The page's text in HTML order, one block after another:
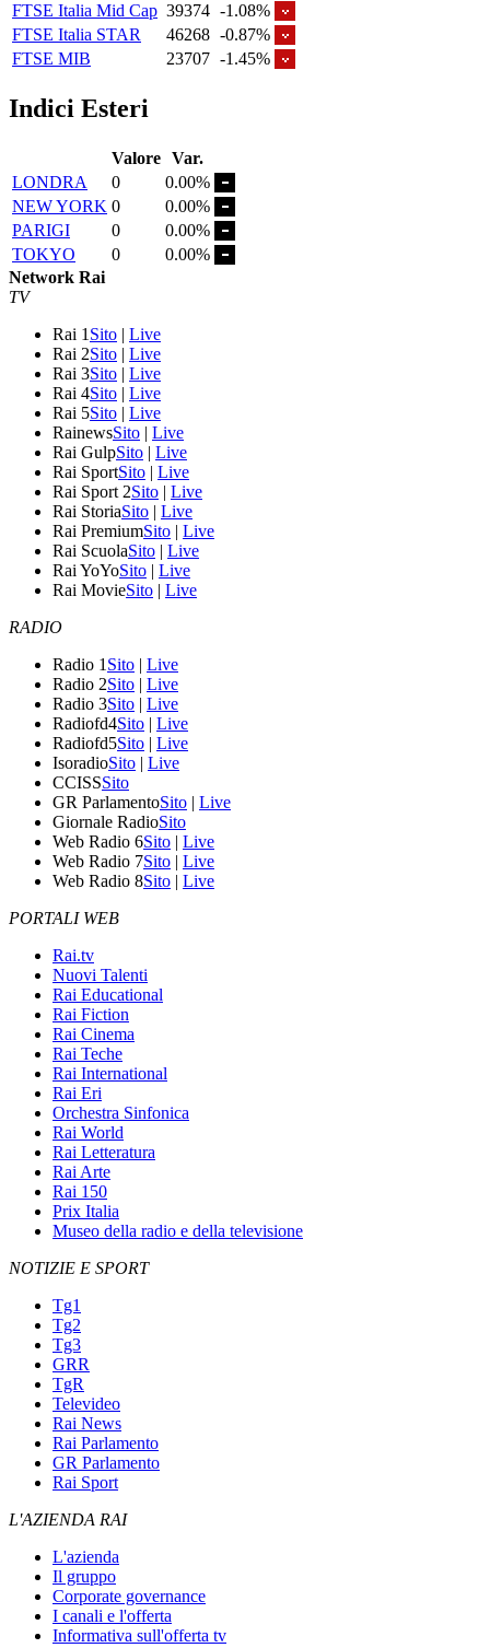
FTSE Italia Mid Cap 39374 -1.08%
FTSE Italia STAR
46268 -0.87%
FTSE MIB
23707 -1.45%
Indici Esteri
Valore Var.
LONDRA
0
0.00%
NEW YORK 0
0.00%
PARIGI
0
0.00%
TOKYO
0
0.00%
Network Rai
TV
Rai 1 Sito | Live
Rai 2Sito | Live
Rai 3Sito | Live
Rai 4Sito | Live
Rai 5Sito | Live
RainewsSito | Live
Rai GulpSito | Live
Rai SportSito | Live
Rai Sport 2Sito | Live
Rai StoriaSito | Live
Rai PremiumSito | Live
Rai ScuolaSito | Live
Rai YoYoSito | Live
Rai MovieSito | Live
RADIO
Radio 1 Sito | Live
Radio 2Sito | Live
Radio 3Sito | Live
Radiofd4Sito | Live
Radiofd5Sito | Live
IsoradioSito | Live
CCISSSito
GR ParlamentoSito | Live
Giornale RadioSito
Web Radio 6Sito | Live
Web Radio 7Sito | Live
Web Radio 8Sito | Live
PORTALI WEB
Rai.tv
Nuovi Talenti
Rai Educational
Rai Fiction
Rai Cinema
Rai Teche
Rai International
Rai Eri
Orchestra Sinfonica
Rai World
Rai Letteratura
Rai Arte
Rai 150
Prix Italia
Museo della radio e della televisione
NOTIZIE E SPORT
Tg1
Tg2
Tg3
GRR
TgR
Televideo
Rai News
Rai Parlamento
GR Parlamento
Rai Sport
L'AZIENDA RAI
L'azienda
Il gruppo
Corporate governance
I canali e l'offerta
Informativa sull'offerta tv